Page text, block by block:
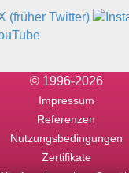
© 1996-2026
Impressum
Referenzen
Nutzungsbedingungen
Zertifikate